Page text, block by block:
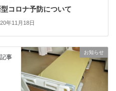
コロナ予防について
年11月18日
お知らせ
事